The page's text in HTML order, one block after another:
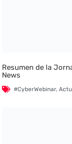
Resumen de la
News
#CyberWebinar,